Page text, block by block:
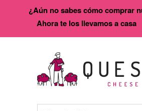
¿Aún no sabes cómo comprar
Ahora te los llevamos a casa